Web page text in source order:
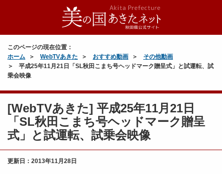
このページの現在位置：
ホーム
WebTVあきた おすすめ動画
その他動画
平成25年11月21日「SL秋田こまち号ヘッドマーク贈呈式」と試運転、試
乗会映像
[WebTVあきた] 平成25年11月21日
「SL秋田こまち号ヘッドマーク贈呈
式」と試運転、試乗会映像
更新日： 2013年11月28日